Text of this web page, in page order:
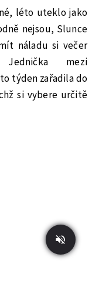
léto uteklo jako
nejsou, Slunce
náladu si večer
mezi
týden zařadila do
si vybere určitě